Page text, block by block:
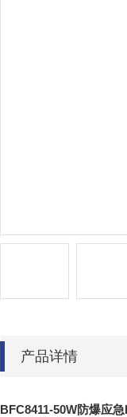
产品详情
BFC8411-50W防爆应